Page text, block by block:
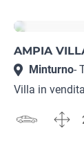
AMPIA
Minturno-
Villa in vendita